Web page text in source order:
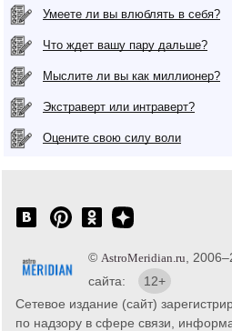
Умеете ли вы влюблять в себя?
Что ждет вашу пару дальше?
Мыслите ли вы как миллионер?
Экстраверт или интраверт?
Оцените свою силу воли
© AstroMeridian.ru ,
сайта:
12+
Сетевое издание (сайт)
по надзору в сфере связи,